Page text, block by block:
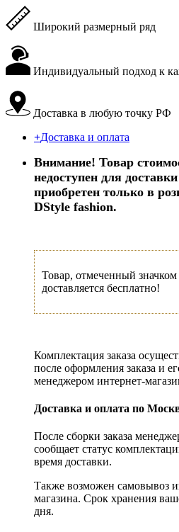
Широкий размерный ряд
Индивидуальный подход к
Доставка в любую точку РФ
+Доставка и оплата
Внимание! Товар
недоступен для
приобретен только в
DStyle fashion.
Товар, отмеченный
доставляется бесплатно!
Комплектация заказа
после оформления заказа и
менеджером интернет-
Доставка и оплата по
После сборки заказа
сообщает статус
время доставки.
Также возможен самовывоз
магазина. Срок хранения
дня.